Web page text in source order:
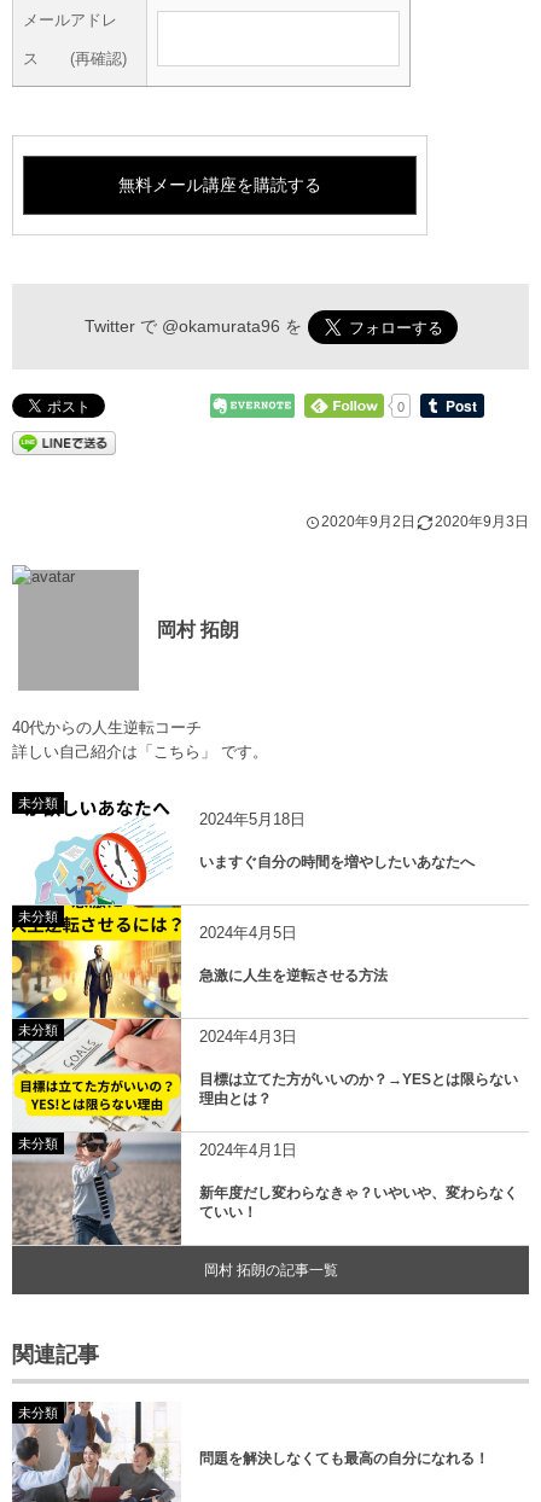
メールアドレ
ス (再確認)
Twitter で @okamurata96 を
0
2020年9月2日 2020年9月3日
岡村 拓朗
40代からの人生逆転コーチ
詳しい自己紹介は 「こちら」 です。
未分類
2024年5月18日
いますぐ自分の時間を増やしたいあなたへ
未分類
2024年4月5日
急激に人生を逆転させる方法
未分類 2024年4月3日
目標は立てた方がいいのか？→YESとは限らない
理由とは？
未分類 2024年4月1日
新年度だし変わらなきゃ？いやいや、変わらなく
ていい！
岡村 拓朗の記事一覧
関連記事
未分類
問題を解決しなくても最高の自分になれる！